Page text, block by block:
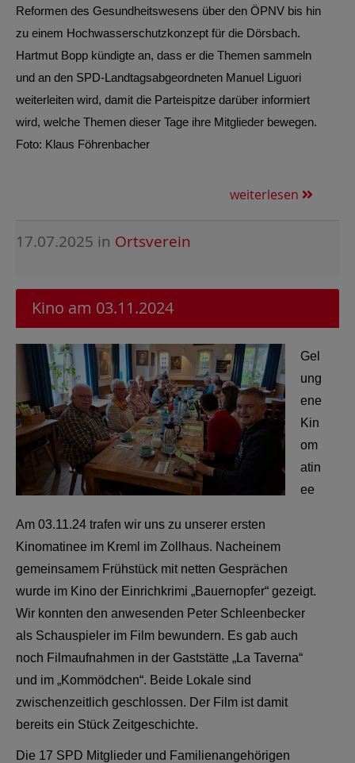
Reformen des Gesundheitswesens über den ÖPNV bis hin
zu einem Hochwasserschutzkonzept für die Dörsbach.
Hartmut Bopp kündigte an, dass er die Themen sammeln
und an den SPD-Landtagsabgeordneten Manuel Liguori
weiterleiten wird, damit die Parteispitze darüber informiert
wird, welche Themen dieser Tage ihre Mitglieder bewegen.
Foto: Klaus Föhrenbacher
weiterlesen
17.07.2025 in Ortsverein
Kino am 03.11.2024
Gel
ung
ene
Kin
om
atin
ee
Am 03.11.24 trafen wir uns zu unserer ersten
Kinomatinee im Kreml im Zollhaus. Nacheinem
gemeinsamem Frühstück mit netten Gesprächen
wurde im Kino der Einrichkrimi „Bauernopfer“ gezeigt.
Wir konnten den anwesenden Peter Schleenbecker
als Schauspieler im Film bewundern. Es gab auch
noch Filmaufnahmen in der Gaststätte „La Taverna“
und im „Kommödchen“. Beide Lokale sind
zwischenzeitlich geschlossen. Der Film ist damit
bereits ein Stück Zeitgeschichte.
Die 17 SPD Mitglieder und Familienangehörigen